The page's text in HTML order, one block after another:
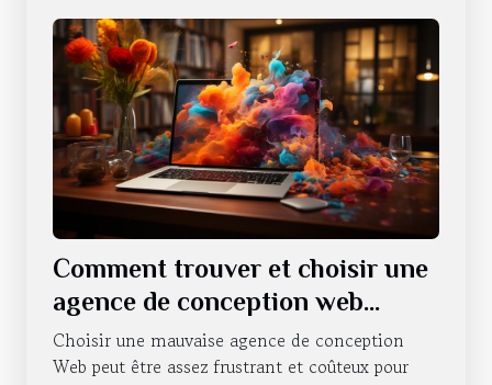
Comment trouver et choisir une
agence de conception web
professionnelle ?
Choisir une mauvaise agence de conception
Web peut être assez frustrant et coûteux pour